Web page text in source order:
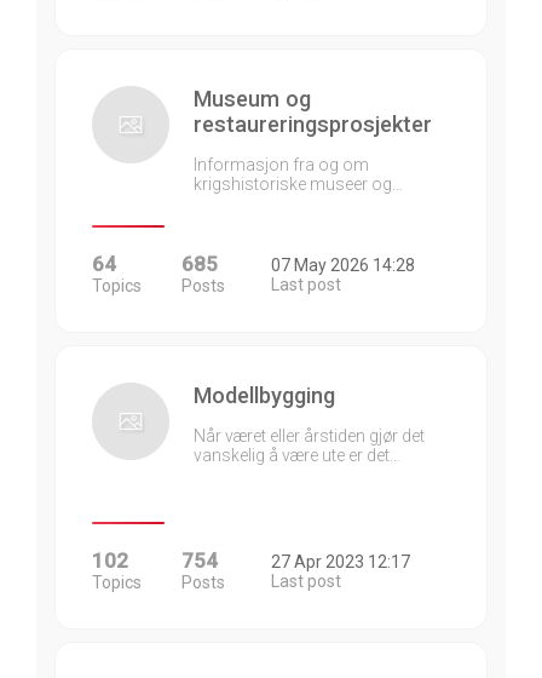
Museum og
restaureringsprosjekter
Informasjon fra og om
krigshistoriske museer og…
64
Topics
685
Posts
07 May 2026 14:28
Last post
Modellbygging
Når været eller årstiden gjør det
vanskelig å være ute er det…
102
Topics
754
Posts
27 Apr 2023 12:17
Last post